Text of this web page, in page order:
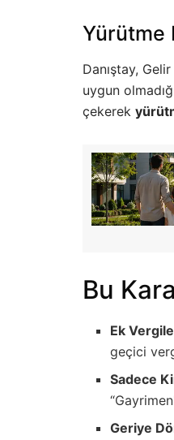
Yürütme
Danıştay,
uygun
çekerek
Bu
Ek
geçici
Sadece
Geriye